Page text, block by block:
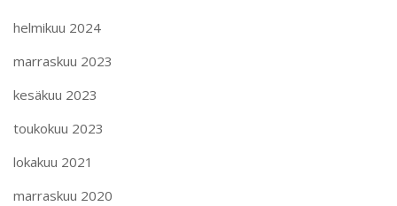
helmikuu 2024
marraskuu 2023
kesäkuu 2023
toukokuu 2023
lokakuu 2021
marraskuu 2020